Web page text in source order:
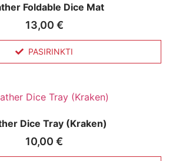
Foldable Dice Mat
13,00 €
PASIRINKTI
Dice Tray (Kraken)
10,00 €